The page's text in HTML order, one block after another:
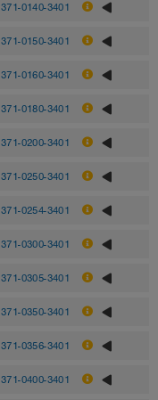
371-0140-3401
371-0150-3401
371-0160-3401
371-0180-3401
371-0200-3401
371-0250-3401
371-0254-3401
371-0300-3401
371-0305-3401
371-0350-3401
371-0356-3401
371-0400-3401